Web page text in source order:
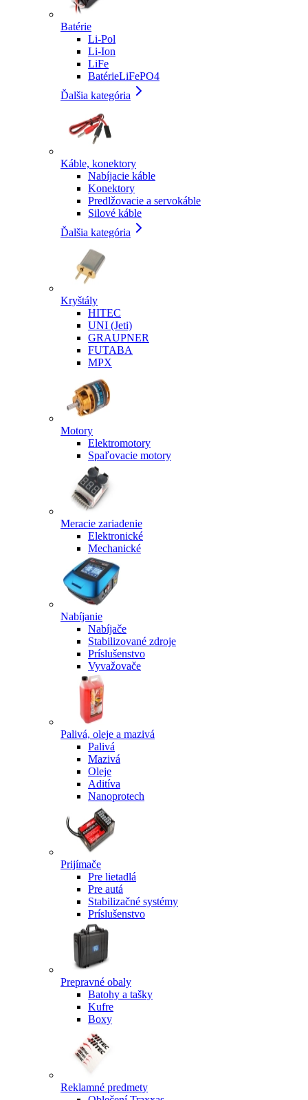
Batérie
Li-Pol
Li-Ion
LiFe
BatérieLiFePO4
Ďalšia kategória
Káble, konektory
Nabíjacie káble
Konektory
Predlžovacie a servokáble
Silové káble
Ďalšia kategória
Kryštály
HITEC
UNI (Jeti)
GRAUPNER
FUTABA
MPX
Motory
Elektromotory
Spaľovacie motory
Meracie zariadenie
Elektronické
Mechanické
Nabíjanie
Nabíjače
Stabilizované zdroje
Príslušenstvo
Vyvažovače
Palivá, oleje a mazivá
Palivá
Mazivá
Oleje
Aditíva
Nanoprotech
Prijímače
Pre lietadlá
Pre autá
Stabilizačné systémy
Príslušenstvo
Prepravné obaly
Batohy a tašky
Kufre
Boxy
Reklamné predmety